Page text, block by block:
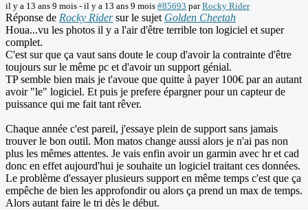
il y a 13 ans 9 mois - il y a 13 ans 9 mois #85693 parRocky Rider
Réponse de Rocky Ridersur le sujet Golden Cheetah
Houa...vu les photos il y a l'air d'être terrible ton logiciel et super
complet.
C'est sur que ça vaut sans doute le coup d'avoir la contrainte d'être
toujours sur le même pc et d'avoir un support génial.
TP semble bien mais je t'avoue que quitte à payer 100€ par an autant
avoir "le" logiciel. Et puis je prefere épargner pour un capteur de
puissance qui me fait tant rêver.
Chaque année c'est pareil, j'essaye plein de support sans jamais
trouver le bon outil. Mon matos change aussi alors je n'ai pas non
plus les mêmes attentes. Je vais enfin avoir un garmin avec hr et cad
donc en effet aujourd'hui je souhaite un logiciel traitant ces données.
Le problème d'essayer plusieurs support en même temps c'est que ça
empêche de bien les approfondir ou alors ça prend un max de temps.
Alors autant faire le tri dès le début.